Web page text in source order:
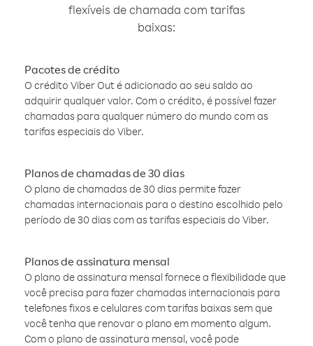
flexíveis de chamada com tarifas
baixas:
Pacotes de crédito
O crédito Viber Out é adicionado ao seu saldo ao
adquirir qualquer valor. Com o crédito, é possível fazer
chamadas para qualquer número do mundo com as
tarifas especiais do Viber.
Planos de chamadas de 30 dias
O plano de chamadas de 30 dias permite fazer
chamadas internacionais para o destino escolhido pelo
período de 30 dias com as tarifas especiais do Viber.
Planos de assinatura mensal
O plano de assinatura mensal fornece a flexibilidade que
você precisa para fazer chamadas internacionais para
telefones fixos e celulares com tarifas baixas sem que
você tenha que renovar o plano em momento algum.
Com o plano de assinatura mensal, você pode